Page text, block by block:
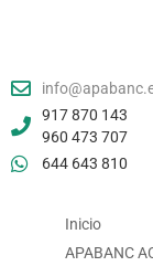
917 870 143
960 473 707
644 643 810
Inicio
APABANC